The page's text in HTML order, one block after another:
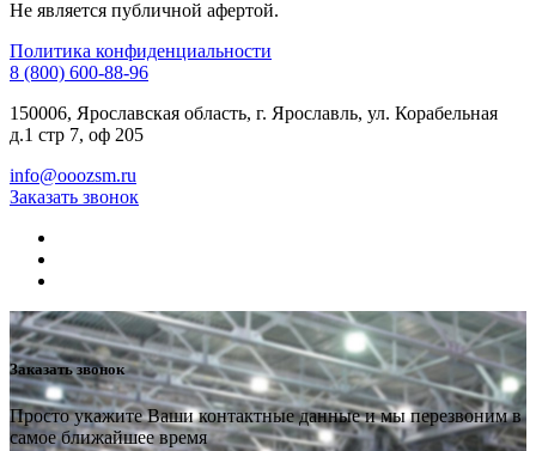
Не является публичной афертой.
Политика конфиденциальности
8 (800) 600-88-96
150006, Ярославская область, г. Ярославль, ул. Корабельная
д.1 стр 7, оф 205
info@ooozsm.ru
Заказать звонок
Заказать звонок
Просто укажите Ваши контактные данные и мы перезвоним в
самое ближайшее время